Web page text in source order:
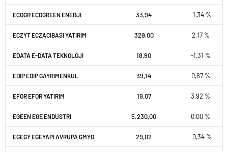
ECOGR ECOGREEN ENERJI 33,94 -1,34 %
ECZYT ECZACIBASI YATIRIM 329,00 2,17 %
EDATA E-DATA TEKNOLOJI 18,90 -1,31 %
EDIP EDIP GAYRIMENKUL 39,14 0,67 %
EFOR EFOR YATIRIM 19,07 3,92 %
EGEEN EGE ENDUSTRI 5.230,00 0,00 %
EGEGY EGEYAPI AVRUPA GMYO 29,02 -0,34 %